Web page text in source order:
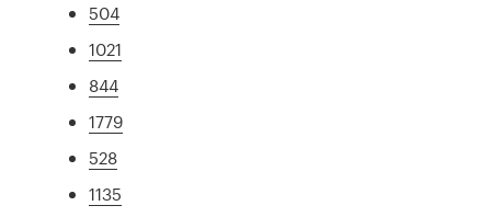
504
1021
844
1779
528
1135